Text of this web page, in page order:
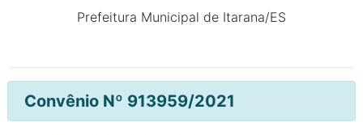
Prefeitura Municipal de Itarana/ES
Convênio Nº 913959/2021